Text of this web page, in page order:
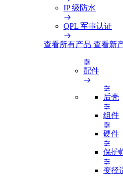
IP 级防水
QPL 军事认证
查看所有产品 查看新
配件
后壳
组件
硬件
保护
变径